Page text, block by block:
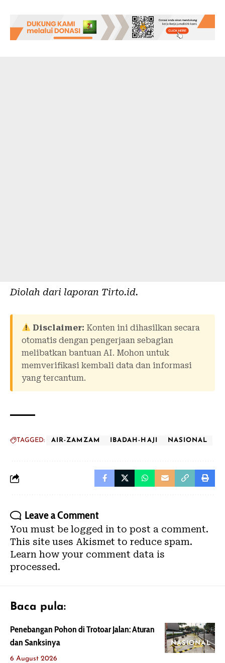
Diolah dari laporan Tirto.id.
Disclaimer: Konten ini dihasilkan secara
otomatis dengan pengerjaan sebagian
melibatkan bantuan AI. Mohon untuk
memverifikasi kembali data dan informasi
yang tercantum.
TAGGED: AIR-ZAMZAM IBADAH-HAJI NASIONAL
Leave a Comment
You must be logged in to post a comment.
This site uses Akismet to reduce spam.
Learn how your comment data is
processed.
Baca pula:
NASIONAL
Penebangan Pohon di Trotoar Jalan: Aturan
dan Sanksinya
6 August 2026